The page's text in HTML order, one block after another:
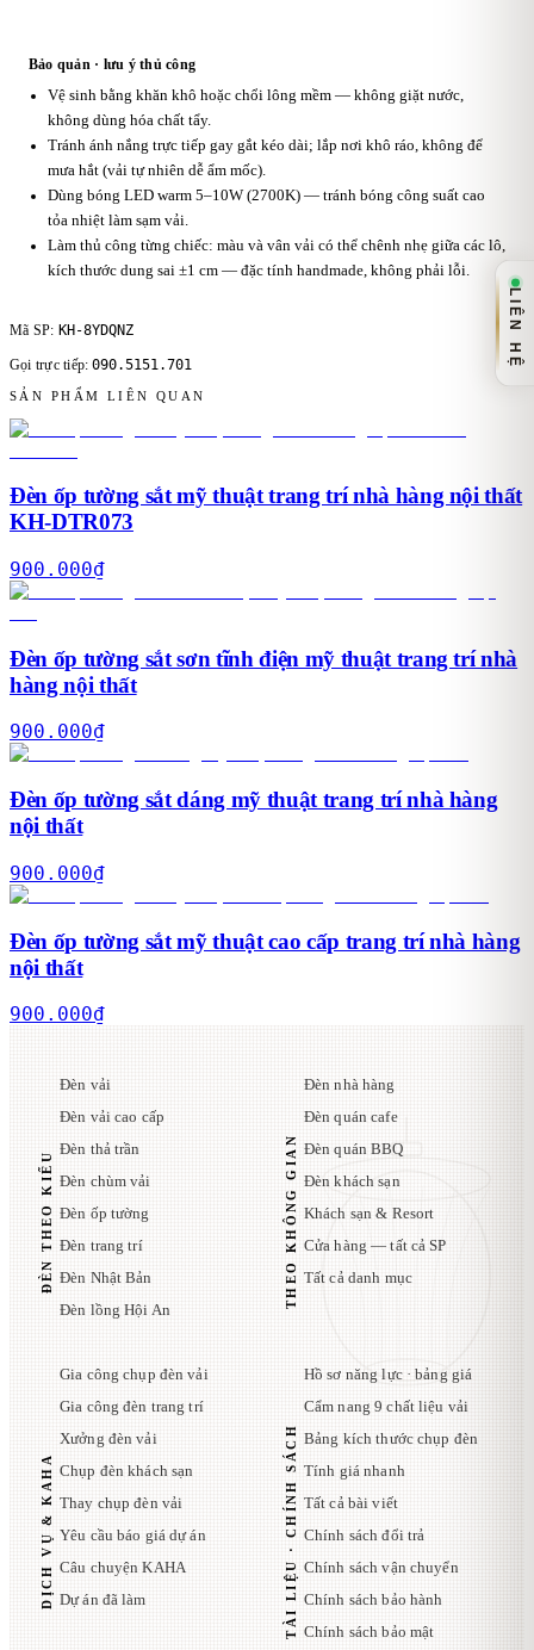
Bảo quản · lưu ý thủ công
Vệ sinh bằng khăn khô hoặc chổi lông mềm — không giặt nước,
không dùng hóa chất tẩy.
Tránh ánh nắng trực tiếp gay gắt kéo dài; lắp nơi khô ráo, không để
mưa hắt (vải tự nhiên dễ ẩm mốc).
Dùng bóng LED warm 5–10W (2700K) — tránh bóng công suất cao
tỏa nhiệt làm sạm vải.
Làm thủ công từng chiếc: màu và vân vải có thể chênh nhẹ giữa các lô,
kích thước dung sai ±1 cm — đặc tính handmade, không phải lỗi.
Mã SP: KH-8YDQNZ
Gọi trực tiếp:090.5151.701
SẢN PHẨM LIÊN QUAN
Đèn ốp tường sắt mỹ thuật trang trí nhà hàng nội thất
KH-DTR073
900.000₫
Đèn ốp tường sắt sơn tĩnh điện mỹ thuật trang trí nhà
hàng nội thất
900.000₫
Đèn ốp tường sắt dáng mỹ thuật trang trí nhà hàng
nội thất
900.000₫
Đèn ốp tường sắt mỹ thuật cao cấp trang trí nhà hàng
nội thất
900.000₫
ĐÈN THEO KIỂU
Đèn vải
Đèn vải cao cấp
Đèn thả trần
Đèn chùm vải
Đèn ốp tường
Đèn trang trí
Đèn Nhật Bản
Đèn lồng Hội An
THEO KHÔNG GIAN
Đèn nhà hàng
Đèn quán cafe
Đèn quán BBQ
Đèn khách sạn
Khách sạn & Resort
Cửa hàng — tất cả SP
Tất cả danh mục
DỊCH VỤ & KAHA
Gia công chụp đèn vải
Gia công đèn trang trí
Xưởng đèn vải
Chụp đèn khách sạn
Thay chụp đèn vải
Yêu cầu báo giá dự án
Câu chuyện KAHA
Dự án đã làm
TÀI LIỆU · CHÍNH SÁCH
Hồ sơ năng lực · bảng giá
Cẩm nang 9 chất liệu vải
Bảng kích thước chụp đèn
Tính giá nhanh
Tất cả bài viết
Chính sách đổi trả
Chính sách vận chuyển
Chính sách bảo hành
Chính sách bảo mật
LIÊN HỆ